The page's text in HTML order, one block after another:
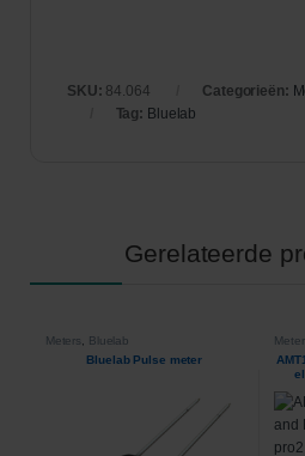
SKU: 84.064 Categorieën:
Tag: Bluelab
Gerelateerde
Meters, Bluelab
Bluelab Pulse meter